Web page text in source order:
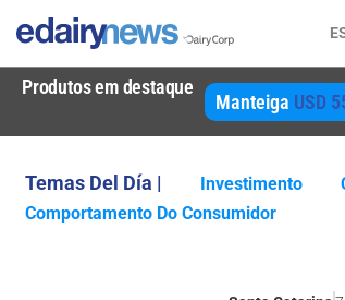
Produtos em destaque
Manteiga USD
Temas Del Día | Investimento
Comportamento Do Consumidor